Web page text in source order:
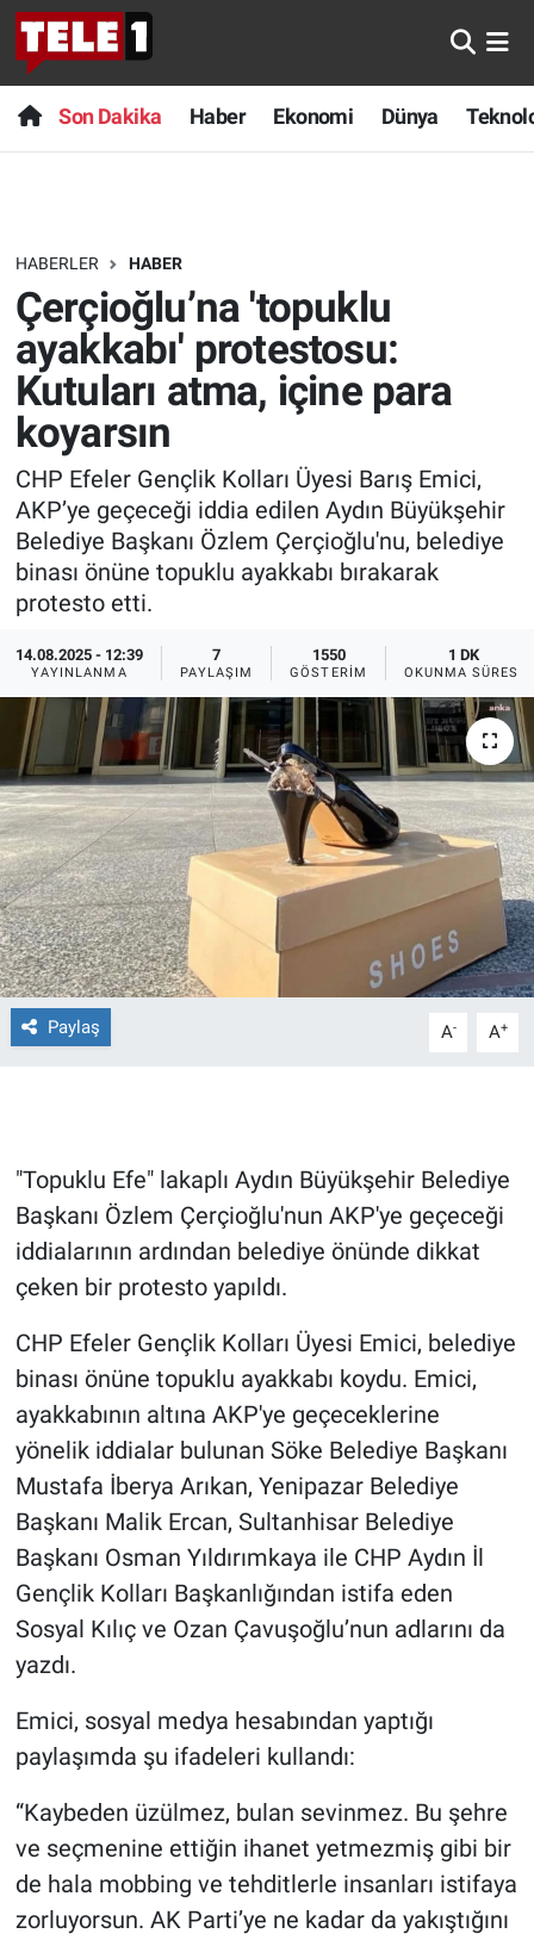
Son Dakika Haber Ekonomi Dünya
HABERLER HABER
Çerçioğlu’na 'topuklu
ayakkabı' protestosu:
Kutuları atma, içine para
koyarsın
CHP Efeler Gençlik Kolları Üyesi Barış Emici,
AKP’ye geçeceği iddia edilen Aydın Büyükşehir
Belediye Başkanı Özlem Çerçioğlu'nu, belediye
binası önüne topuklu ayakkabı bırakarak
protesto etti.
14.08.2025 - 12:39
YAYINLANMA
7
PAYLAŞIM
1550
GÖSTERIM
1 DK
OKUNMA SÜRESI
Paylaş A- A+
"Topuklu Efe" lakaplı Aydın Büyükşehir Belediye
Başkanı Özlem Çerçioğlu'nun AKP'ye geçeceği
iddialarının ardından belediye önünde dikkat
çeken bir protesto yapıldı.
CHP Efeler Gençlik Kolları Üyesi Emici, belediye
binası önüne topuklu ayakkabı koydu. Emici,
ayakkabının altına AKP'ye geçeceklerine
yönelik iddialar bulunan Söke Belediye Başkanı
Mustafa İberya Arıkan, Yenipazar Belediye
Başkanı Malik Ercan, Sultanhisar Belediye
Başkanı Osman Yıldırımkaya ile CHP Aydın İl
Gençlik Kolları Başkanlığından istifa eden
Sosyal Kılıç ve Ozan Çavuşoğlu’nun adlarını da
yazdı.
Emici, sosyal medya hesabından yaptığı
paylaşımda şu ifadeleri kullandı:
“Kaybeden üzülmez, bulan sevinmez. Bu şehre
ve seçmenine ettiğin ihanet yetmezmiş gibi bir
de hala mobbing ve tehditlerle insanları istifaya
zorluyorsun. AK Parti’ye ne kadar da yakıştığını
Anında Manşet
Başka Sohbetler
Bilim turu
Bilim ve Teknoloji Evreni
Doğa Konuşuyor
Dünya
Ege Saati
Ege'den Esintiler
Eğlence
Ekonomi
Forum
Gerçeğin İzinde
Gün Başlıyor
Gün Bitiyor
Günün görüntüsü
Haber
Kimdir
Koronavirüs
Kültür Sanat
Ne demişti
Nedir
Popüler
Programlar
Spor
Teknoloji
Son Dakika
Haber
Dünya
Teknoloji
Sağlık
Spor
Yayın Akışı
İletişim
Nöbetçi Eczaneler
Hava Durumu
Trafik Durumu
Süper Lig Puan Durumu ve Fikstür
Tüm Manşetler
Son Dakika Haberleri
Haber Arşivi